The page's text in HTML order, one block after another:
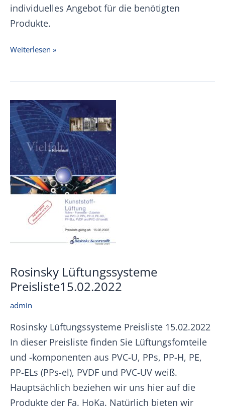
individuelles Angebot für die benötigten
Produkte.
Aliaxis
Preisliste
Weiterlesen »
Rosinsky Lüftungssysteme
Preisliste15.02.2022
admin
Rosinsky Lüftungssysteme Preisliste 15.02.2022
In dieser Preisliste finden Sie Lüftungsfomteile
und -komponenten aus PVC-U, PPs, PP-H, PE,
PP-ELs (PPs-el), PVDF und PVC-UV weiß.
Hauptsächlich beziehen wir uns hier auf die
Produkte der Fa. HoKa. Natürlich bieten wir